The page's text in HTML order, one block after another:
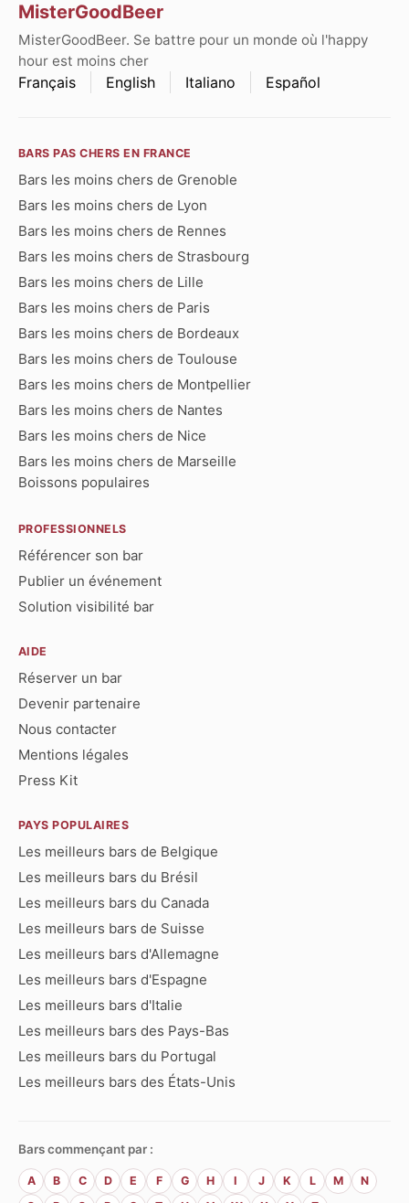
MisterGoodBeer
MisterGoodBeer. Se battre pour un monde où l'happy
hour est moins cher
Français English Italiano Español
BARS PAS CHERS EN FRANCE
Bars les moins chers de Grenoble
Bars les moins chers de Lyon
Bars les moins chers de Rennes
Bars les moins chers de Strasbourg
Bars les moins chers de Lille
Bars les moins chers de Paris
Bars les moins chers de Bordeaux
Bars les moins chers de Toulouse
Bars les moins chers de Montpellier
Bars les moins chers de Nantes
Bars les moins chers de Nice
Bars les moins chers de Marseille
Boissons populaires
PROFESSIONNELS
Référencer son bar
Publier un événement
Solution visibilité bar
AIDE
Réserver un bar
Devenir partenaire
Nous contacter
Mentions légales
Press Kit
PAYS POPULAIRES
Les meilleurs bars de Belgique
Les meilleurs bars du Brésil
Les meilleurs bars du Canada
Les meilleurs bars de Suisse
Les meilleurs bars d'Allemagne
Les meilleurs bars d'Espagne
Les meilleurs bars d'Italie
Les meilleurs bars des Pays-Bas
Les meilleurs bars du Portugal
Les meilleurs bars des États-Unis
Bars commençant par :
A B C D E F G H I J K L M
N